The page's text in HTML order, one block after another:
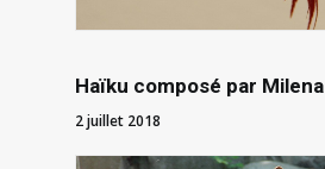
Haïku composé par Milena
2 juillet 2018